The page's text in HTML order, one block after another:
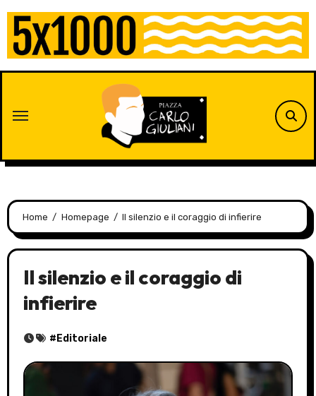
Skip
content
Home Homepage Il silenzio e il coraggio di infierire
Il silenzio e il coraggio di
infierire
# Editoriale